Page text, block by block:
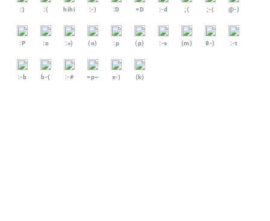
:) :( hihi :-) :D =D :-d ;( ;-( @-)
:P :o :>) (o) :p (p) :-s (m) 8-) :-t
:-b b-( :-# =p~ x-) (k)